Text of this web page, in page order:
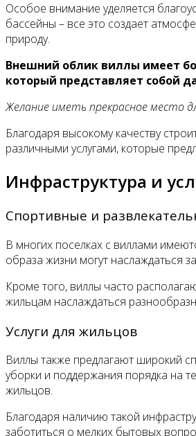
Особое внимание уделяется
бассейны – все это создает
природу.
Внешний облик виллы имеет
который представляет собой
Желание иметь прекрасное место
Благодаря высокому качеству
различными услугами, которые
Инфраструктура и
Спортивные и
В многих поселках с виллами
образа жизни могут наслаждаться
Кроме того, виллы часто
жильцам наслаждаться
Услуги для жильцов
Виллы также предлагают широкий
уборки и поддержания порядка на
жильцов.
Благодаря наличию такой
заботиться о мелких бытовых